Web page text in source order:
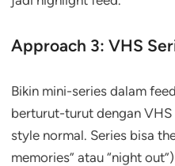
Approach 3: VHS
Bikin mini-series dalam
berturut-turut dengan
style normal. Series bisa
memories” atau “night